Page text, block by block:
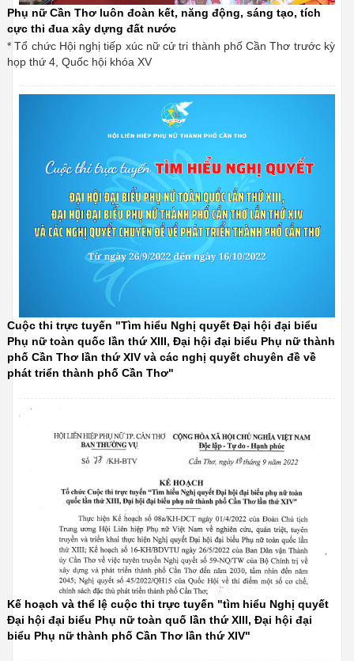
Phụ nữ Cần Thơ luôn đoàn kết, năng động, sáng tạo, tích
cực thi đua xây dựng đất nước
* Tổ chức Hội nghị tiếp xúc nữ cử tri thành phố Cần Thơ trước kỳ
họp thứ 4, Quốc hội khóa XV
Cuộc thi trực tuyến "Tìm hiểu Nghị quyết Đại hội đại biểu
Phụ nữ toàn quốc lần thứ XIII, Đại hội đại biểu Phụ nữ thành
phố Cần Thơ lần thứ XIV và các nghị quyết chuyên đề về
phát triển thành phố Cần Thơ"
Kế hoạch và thể lệ cuộc thi trực tuyến "tìm hiểu Nghị quyết
Đại hội đại biểu Phụ nữ toàn quố lần thứ XIII, Đại hội đại
biểu Phụ nữ thành phố Cần Thơ lần thứ XIV"